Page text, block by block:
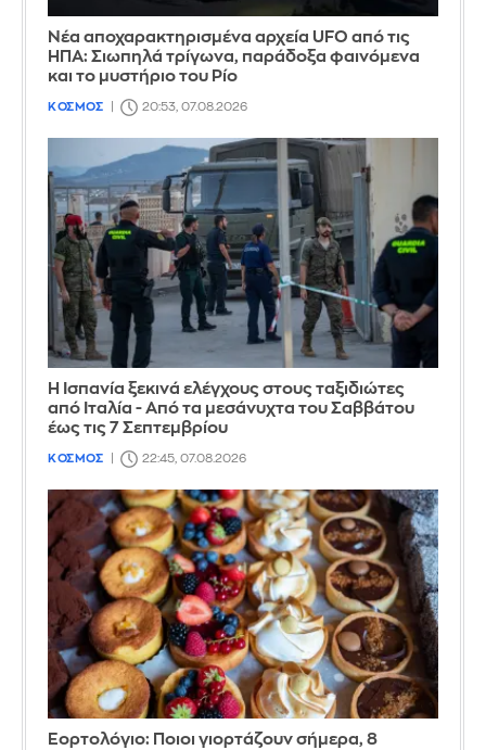
Νέα αποχαρακτηρισμένα αρχεία UFO από τις
ΗΠΑ: Σιωπηλά τρίγωνα, παράδοξα φαινόμενα
και το μυστήριο του Ρίο
ΚΟΣΜΟΣ 20:53, 07.08.2026
Η Ισπανία ξεκινά ελέγχους στους ταξιδιώτες
από Ιταλία - Από τα μεσάνυχτα του Σαββάτου
έως τις 7 Σεπτεμβρίου
ΚΟΣΜΟΣ 22:45, 07.08.2026
Εορτολόγιο: Ποιοι γιορτάζουν σήμερα, 8